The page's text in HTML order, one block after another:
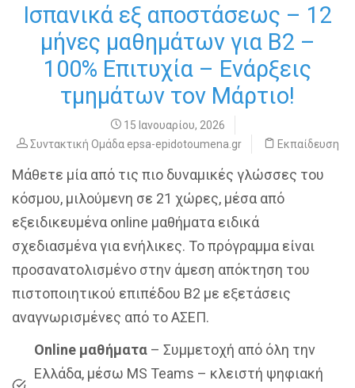
Ισπανικά εξ αποστάσεως – 12
μήνες μαθημάτων για B2 –
100% Επιτυχία – Ενάρξεις
τμημάτων τον Μάρτιο!
15 Ιανουαρίου, 2026
Συντακτική Ομάδα epsa-epidotoumena.gr
Εκπαίδευση
Μάθετε μία από τις πιο δυναμικές γλώσσες του
κόσμου, μιλούμενη σε 21 χώρες, μέσα από
εξειδικευμένα online μαθήματα ειδικά
σχεδιασμένα για ενήλικες. Το πρόγραμμα είναι
προσανατολισμένο στην άμεση απόκτηση του
πιστοποιητικού επιπέδου B2 με εξετάσεις
αναγνωρισμένες από το ΑΣΕΠ.
Online μαθήματα – Συμμετοχή από όλη την
Ελλάδα, μέσω MS Teams – κλειστή ψηφιακή